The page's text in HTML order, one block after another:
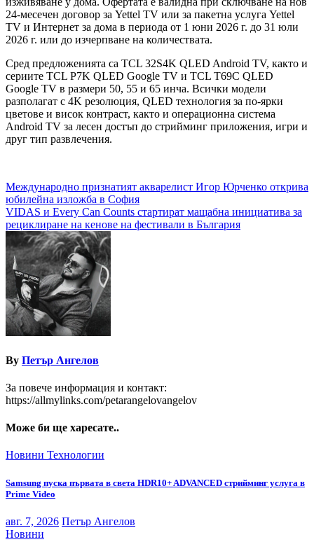
24-месечен договор за Yettel TV или за пакетна услуга Yettel
TV и Интернет за дома в периода от 1 юни 2026 г. до 31 юли
2026 г. или до изчерпване на количествата.
Сред предложенията са TCL 32S4K QLED Android TV, както и
сериите TCL P7K QLED Google TV и TCL T69C QLED
Google TV в размери 50, 55 и 65 инча. Всички модели
разполагат с 4K резолюция, QLED технология за по-ярки
цветове и висок контраст, както и операционна система
Android TV за лесен достъп до стрийминг приложения, игри и
друг тип развлечения.
Навигация
Международно признатият акварелист Игор Юрченко открива
юбилейна изложба в София
VIDAS и Every Can Counts стартират мащабна инициатива за
рециклиране на кенове на фестивали в България
By Петър Ангелов
За повече информация и контакт:
https://allmylinks.com/petarangelovangelov
Може би ще харесате..
Новини Технологии
Samsung пуска първата в света HDR10+ ADVANCED стрийминг услуга в
Prime Video
авг. 7, 2026 Петър Ангелов
Новини